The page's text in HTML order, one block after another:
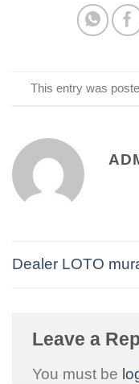
This entry was
Dealer LOTO
Leave a
You must be